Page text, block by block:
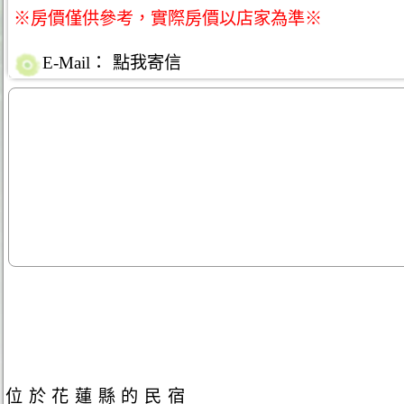
※房價僅供參考，實際房價以店家為準※
E-Mail： 點我寄信
位於花蓮縣的民宿